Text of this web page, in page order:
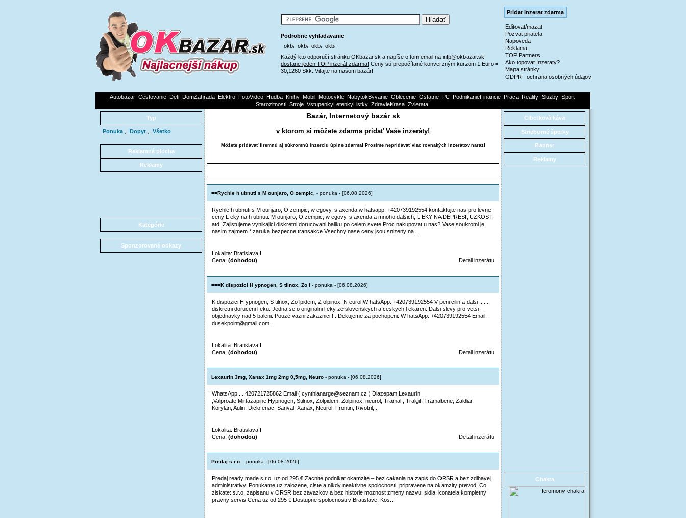
Podrobne vyhladavanie
Každý kto odporučí stránku OKbazar.sk a napíše o tom email na infp@okbazar.sk
dostane jeden TOP inzerát zdarma! Ceny sú prepočítané konverzným kurzom 1 Euro =
30,1260 Skk. Vitajte na našom bazár!
Pridat Inzerat zdarma
Editovat/mazat
Pozvat priatela
Napoveda
Reklama
TOP Partners
Ako topovat Inzeraty?
Mapa stránky
GDPR - ochrana osobných údajov
Autobazar Cestovanie Deti DomZahrada Elektro FotoVideo Hudba Knihy Mobil Motocykle NabytokByvanie Oblecenie Ostatne PC PodnikanieFinancie Praca Reality Sluzby Sport
Starozitnosti Stroje VstupenkyLetenkyListky ZdravieKrasa Zvierata
Typ
Ponuka Dopyt Všetko
Reklamná plocha
Reklamy
Kategórie
Sponzorované odkazy
Bazár, Internetový bazár sk
v ktorom si môžete zdarma pridať Vaše inzeráty!
Môžete pridávať firemnú aj súkromnú inzerciu úplne zdarma! Prosíme nepridávať viac rovnakých inzerátov naraz!
==Rychle h ubnuti s M ounjaro, O zempic, - ponuka - [06.08.2026]
Rychle h ubnuti s M ounjaro, O zempic, w egovy, s axenda w hatsapp: +420739192554 kontaktujte nas pro levne
ceny L eky na h ubnuti: M ounjaro, O zempic, w egovy, s axenda a mnoho dalsich, L EKY NA DEPRESI, UZKOST
atd. Zajistujeme vynikajici diskretni dorucovani baliku po celem svete Proc nakupovat u nas? Vase soukromi je
nasim zajmem * zaruka bezpecne transakce Vsechny nase ceny jsou snizeny na...
Lokalita: Bratislava I
Cena: (dohodou) Detail inzerátu
===K dispozici H ypnogen, S tilnox, Zo l - ponuka - [06.08.2026]
K dispozici H ypnogen, S tilnox, Zo lpidem, Z olpinox, N eurol W hatsApp: +420739192554 V-peni cilin a dalsi .......
diskretni doruceni l eku. Jedna se o originalni l eky ze slovenskych a ceskych l ekaren. Dalsi slevy pro vetsi
objednavky nad 5 baleni. Pouze vazni zakaznici!!!. Dekujeme za pochopeni. W hatsApp: +420739192554 Email:
dusekpoint@gmail.com...
Lokalita: Bratislava I
Cena: (dohodou) Detail inzerátu
Lexaurin 3mg, Xanax 1mg 2mg 0,5mg, Neuro - ponuka - [06.08.2026]
WhatsApp.....420721725862 Email ( cynthianarge@seznam.cz ) Diazepam,Lexaurin
,Valproate,Mirtazapine,Hypnogen, Stilnox, Zolpidem, Zolpinox, neurol, Tramal , Tralgit, Tramabene, Zaldiar,
Korylan, Aulin, Diclofenac, Sanval, Xanax, Neurol, Frontin, Rivotril,...
Lokalita: Bratislava I
Cena: (dohodou) Detail inzerátu
Predaj s.r.o. - ponuka - [06.08.2026]
Predaj ready made s.r.o. uz od 295 € Zacnite podnikat okamzite – bez cakania na zapis do ORSR a bez zdlhavej
administrativy. Ponukame uz zalozene, ciste a nikdy neaktivne spolocnosti, pripravene na okamzity prevod. Co
ziskate: s.r.o. zapisanu v ORSR bez zavazkov a bez historie moznost zmeny nazvu, sidla, konatela kompletny
pravny servis Cena uz od 295 € Dostupne spolocnosti v Bratislave, Kos...
Cibetková káva
Strieborné šperky
Banner
Reklamy
Chakra